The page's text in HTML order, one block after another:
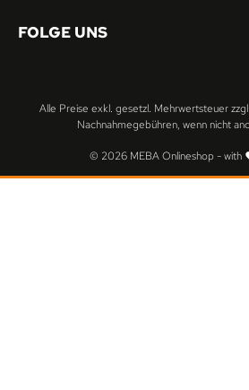
FOLGE UNS
© 2026 MEBA Onlineshop - with
Alle Preise exkl. gesetzl. Mehrwertsteuer zzgl.
Nachnahmegebühren, wenn nicht